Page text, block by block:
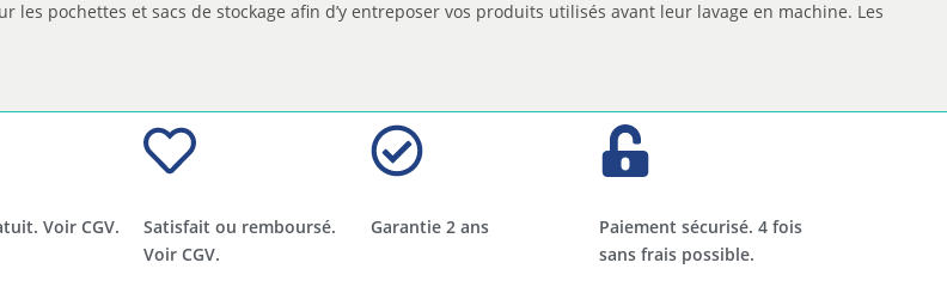
les pochettes et sacs de stockage afin d’y entreposer vos produits utilisés avant leur lavage en machine. Les
Voir CGV.
Satisfait ou remboursé.
Voir CGV.
Garantie 2 ans
Paiement sécurisé. 4 fois
sans frais possible.